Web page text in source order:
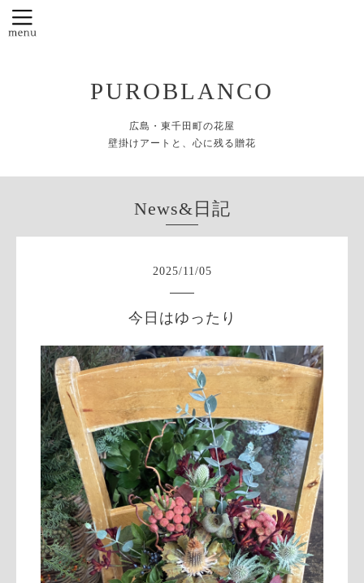
PUROBLANCO
広島・東千田町の花屋
壁掛けアートと、心に残る贈花
News&日記
2025/11 /05
今日はゆったり